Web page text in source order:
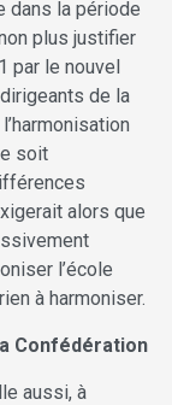
dans la période
plus justifier
par le nouvel
de la
soit
alors que
l’école
à harmoniser.
Confédération
aussi, à